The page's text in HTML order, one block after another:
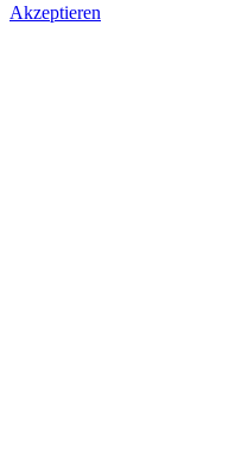
Akzeptieren